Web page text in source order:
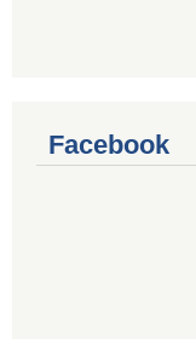
Facebook